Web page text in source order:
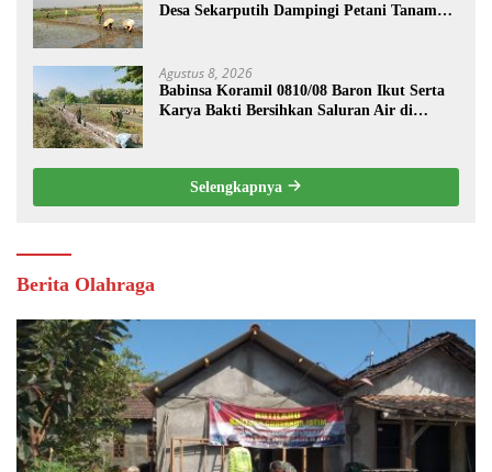
Desa Sekarputih Dampingi Petani Tanam
Agustus 8, 2026
Babinsa Koramil 0810/08 Baron Ikut Serta
Karya Bakti Bersihkan Saluran Air di
Selengkapnya
Berita Olahraga